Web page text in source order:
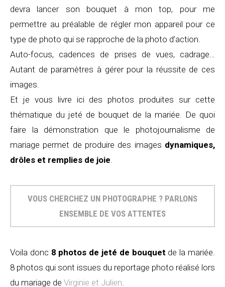
devra lancer son bouquet à mon top, pour me
permettre au préalable de régler mon appareil pour ce
type de photo qui se rapproche de la photo d’action.
Auto-focus, cadences de prises de vues, cadrage…
Autant de paramètres à gérer pour la réussite de ces
images.
Et je vous livre ici des photos produites sur cette
thématique du jeté de bouquet de la mariée. De quoi
faire la démonstration que le photojournalisme de
mariage permet de produire des images dynamiques,
drôles et remplies de joie.
VOUS CHERCHEZ UN PHOTOGRAPHE ? PARLONS
ENSEMBLE DE VOS ATTENTES
Voila donc 8 photos de jeté de bouquet de la mariée.
8 photos qui sont issues du reportage photo réalisé lors
du mariage de Virginie et Julien.